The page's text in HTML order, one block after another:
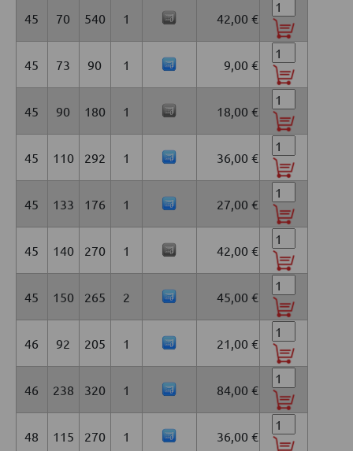
45 70 540 1 42,00 €
45 73 90 1 9,00 €
45 90 180 1 18,00 €
45 110 292 1 36,00 €
45 133 176 1 27,00 €
45 140 270 1 42,00 €
45 150 265 2 45,00 €
46 92 205 1 21,00 €
46 238 320 1 84,00 €
48 115 270 1 36,00 €